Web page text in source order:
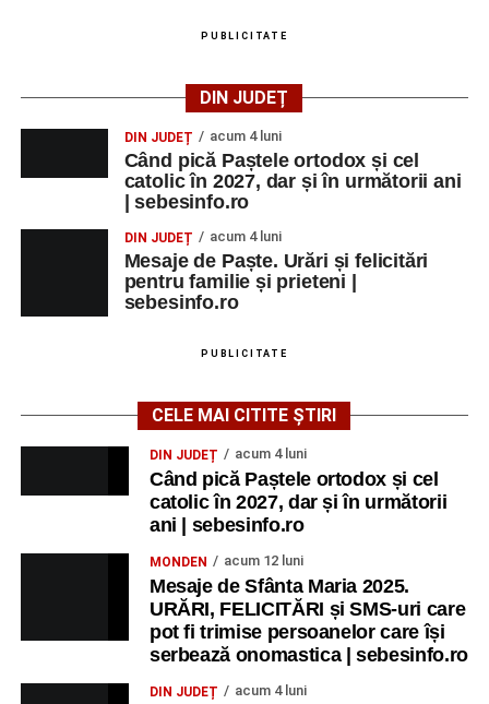
PUBLICITATE
DIN JUDEȚ
DIN JUDEȚ acum 4 luni
Când pică Paștele ortodox și cel
catolic în 2027, dar și în următorii ani
| sebesinfo.ro
DIN JUDEȚ acum 4 luni
Mesaje de Paște. Urări și felicitări
pentru familie și prieteni |
sebesinfo.ro
PUBLICITATE
CELE MAI CITITE ȘTIRI
DIN JUDEȚ acum 4 luni
Când pică Paștele ortodox și cel
catolic în 2027, dar și în următorii
ani | sebesinfo.ro
MONDEN acum 12 luni
Mesaje de Sfânta Maria 2025.
URĂRI, FELICITĂRI și SMS-uri care
pot fi trimise persoanelor care își
serbează onomastica | sebesinfo.ro
DIN JUDEȚ acum 4 luni